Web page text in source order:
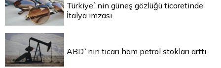
Türkiye`nin güneş gözlüğü ticaretinde
İtalya imzası
ABD`nin ticari ham petrol stokları arttı